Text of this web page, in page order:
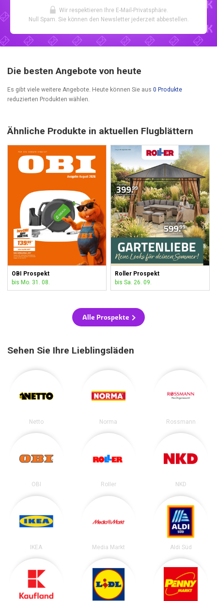
Wir respektieren Ihre E-Mail-Privatsphäre.
Null Spam. Sie können den Newsletter jederzeit abbestellen.
Die besten Angebote von heute
Es gibt viele weitere Angebote. Heute können Sie aus 0 Produkte
reduzierten Produkten wählen.
Ähnliche Produkte in aktuellen Flugblättern
OBI Prospekt
bis Mo. 31. 08.
Roller Prospekt
bis Sa. 26. 09.
Alle Prospekte
Sehen Sie Ihre Lieblingsläden
Netto Norma Rossmann
OBI Roller NKD
IKEA Media Markt Aldi Süd